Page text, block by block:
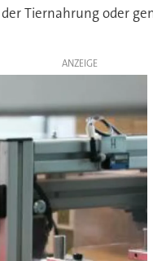
Tiernahrung oder
ANZEIGE